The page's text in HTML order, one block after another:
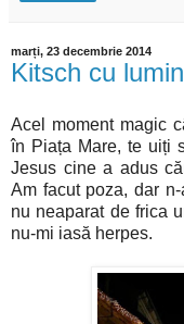
marți, 23 decembrie 2014
Kitsch cu
Acel moment magic
în Piața Mare, te uiți
Jesus cine a adus
Am facut poza, dar
nu neaparat de frica
nu-mi iasă herpes.